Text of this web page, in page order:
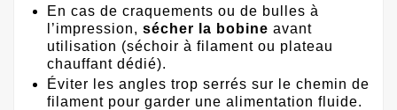
En cas de craquements ou de bulles à
l’impression, sécher la bobine avant
utilisation (séchoir à filament ou plateau
chauffant dédié).
Éviter les angles trop serrés sur le chemin de
filament pour garder une alimentation fluide.